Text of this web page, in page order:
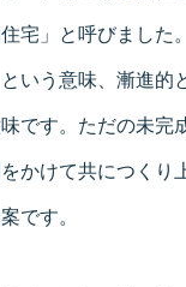
宅」と呼びました
いう意味、漸進的
です。ただの未完
かけて共につくり
です。